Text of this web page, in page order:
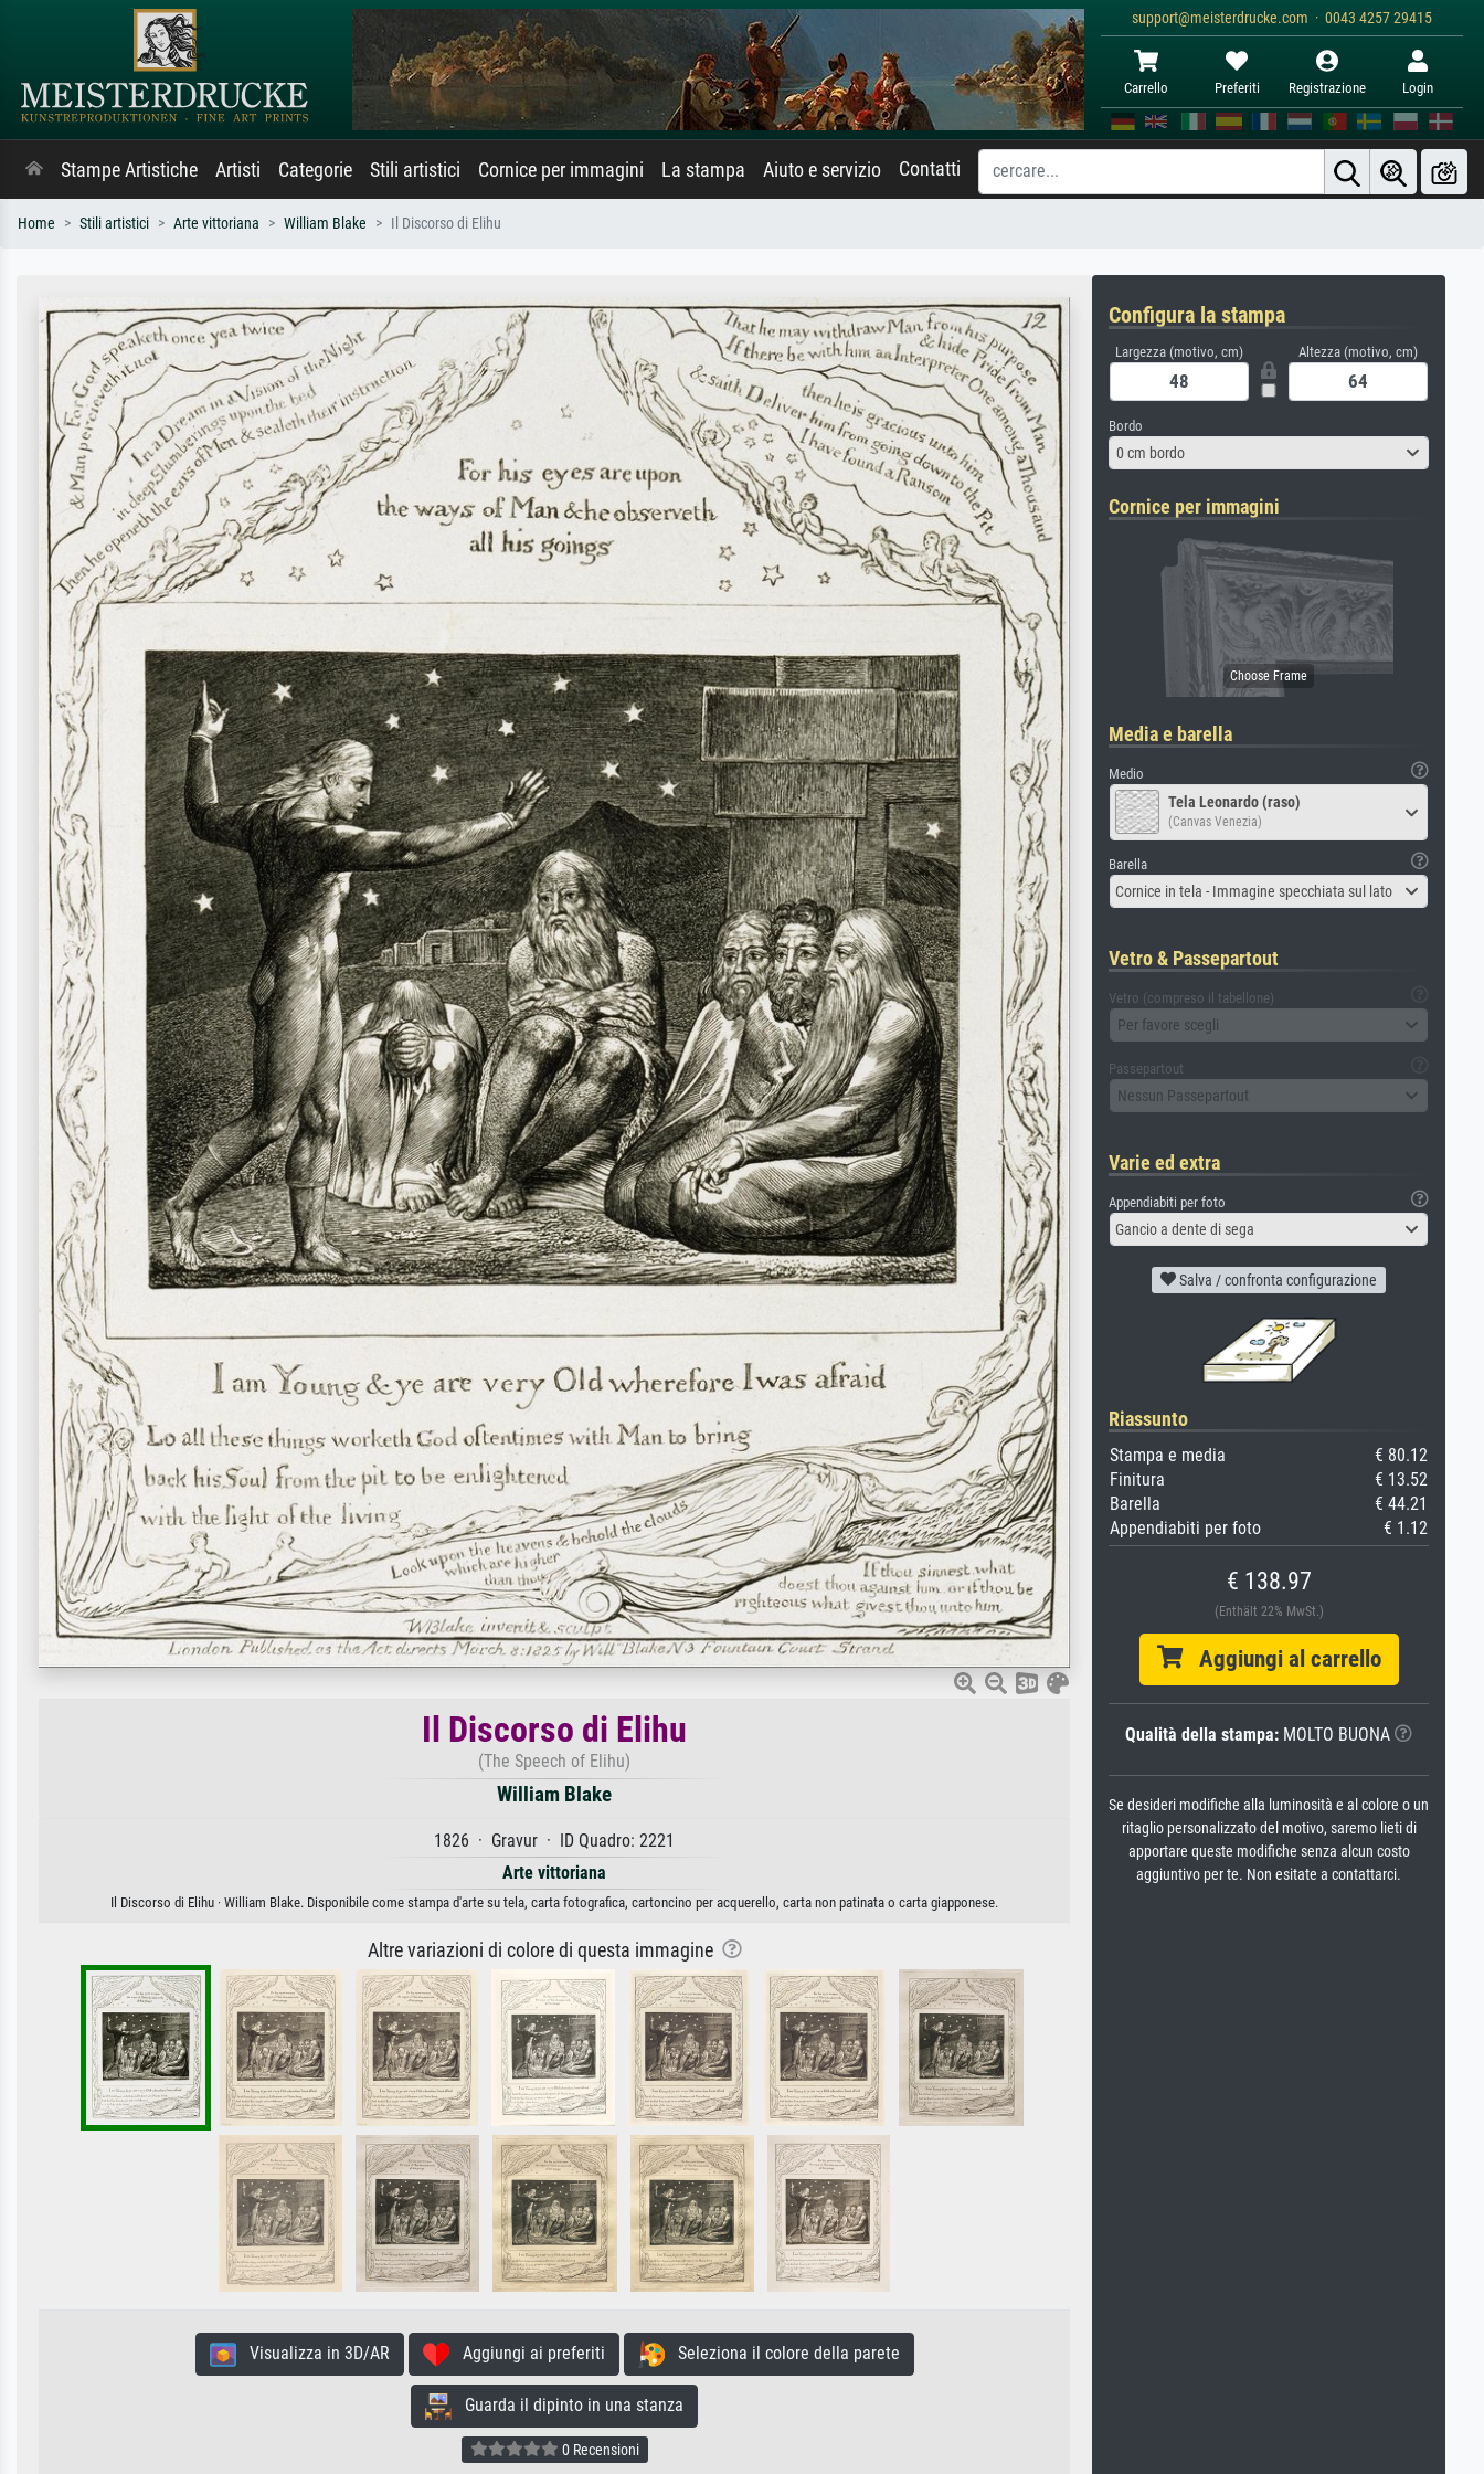
support@meisterdrucke.com · 0043 4257 29415
Carrello Preferiti Registrazione Login
Stampe Artistiche Artisti Categorie Stili artistici Cornice per immagini La stampa Aiuto e servizio Contatti
Home Stili artistici Arte vittoriana William Blake Il Discorso di Elihu
Il Discorso di Elihu
(The Speech of Elihu)
William Blake
1826 · Gravur · ID Quadro: 2221
Arte vittoriana
Il Discorso di Elihu · William Blake. Disponibile come stampa d'arte su tela, carta fotografica, cartoncino per acquerello, carta non patinata o carta giapponese.
Altre variazioni di colore di questa immagine
Visualizza in 3D/AR Aggiungi ai preferiti Seleziona il colore della parete
Guarda il dipinto in una stanza
0 Recensioni
Configura la stampa
Largezza (motivo, cm) Altezza (motivo, cm)
Bordo
0 cm bordo
Cornice per immagini
Media e barella
Medio
Tela Leonardo (raso)
(Canvas Venezia)
Barella
Cornice in tela - Immagine specchiata sul lato
Vetro & Passepartout
Vetro (compreso il tabellone)
Per favore scegli
Passepartout
Nessun Passepartout
Varie ed extra
Appendiabiti per foto
Gancio a dente di sega
Salva / confronta configurazione
Riassunto
Stampa e media
€ 80.12
Finitura
€ 13.52
Barella
€ 44.21
Appendiabiti per foto
€ 1.12
€ 138.97
(Enthält 22% MwSt.)
Aggiungi al carrello
Qualità della stampa: MOLTO BUONA
Se desideri modifiche alla luminosità e al colore o un
ritaglio personalizzato del motivo, saremo lieti di
apportare queste modifiche senza alcun costo
aggiuntivo per te. Non esitate a contattarci.